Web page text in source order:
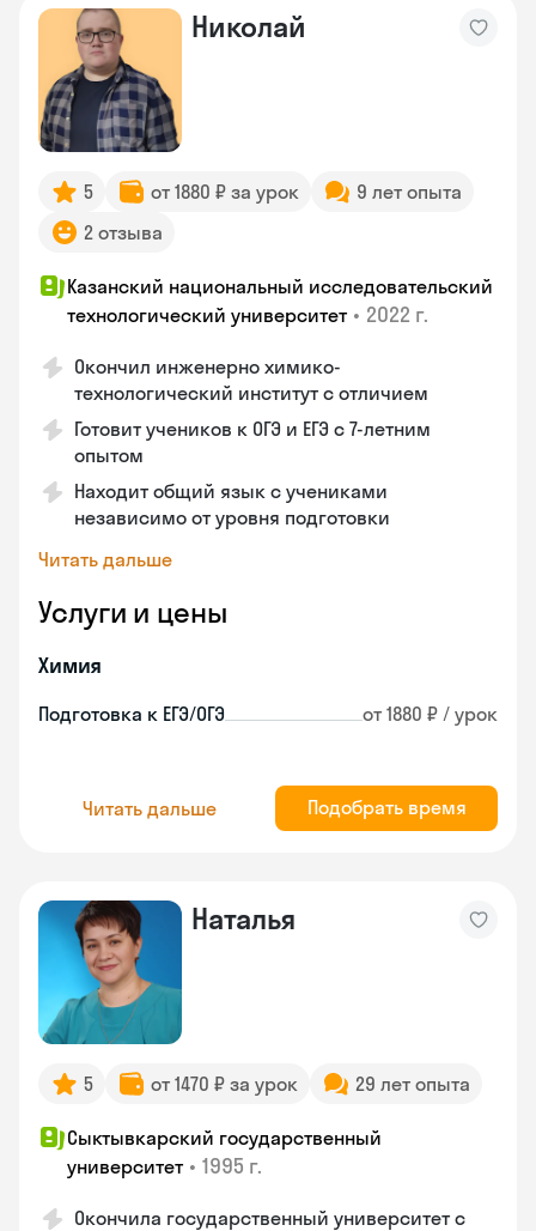
Николай
5 от 1880 ₽ за урок
9 лет опыта
2 отзыва
Казанский национальный исследовательский
технологический университет • 2022 г.
Окончил инженерно химико-
технологический институт с отличием
Готовит учеников к ОГЭ и ЕГЭ с 7-летним
опытом
Находит общий язык с учениками
независимо от уровня подготовки
Читать дальше
Услуги и цены
Химия
Подготовка к ЕГЭ/ОГЭ от 1880 ₽ / урок
Читать дальше Подобрать время
Наталья
5 от 1470 ₽ за урок 29 лет опыта
Сыктывкарский государственный
университет • 1995 г.
Окончила государственный университет с